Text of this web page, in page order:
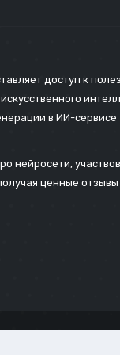
доступ к
в ИИ-сервисе
нейросети,
ценные отзывы